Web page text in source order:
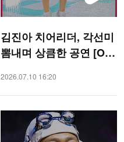
김진아 치어리더, 각선미
뽐내며 상큼한 공연 [O!
2026.07.10 16:20